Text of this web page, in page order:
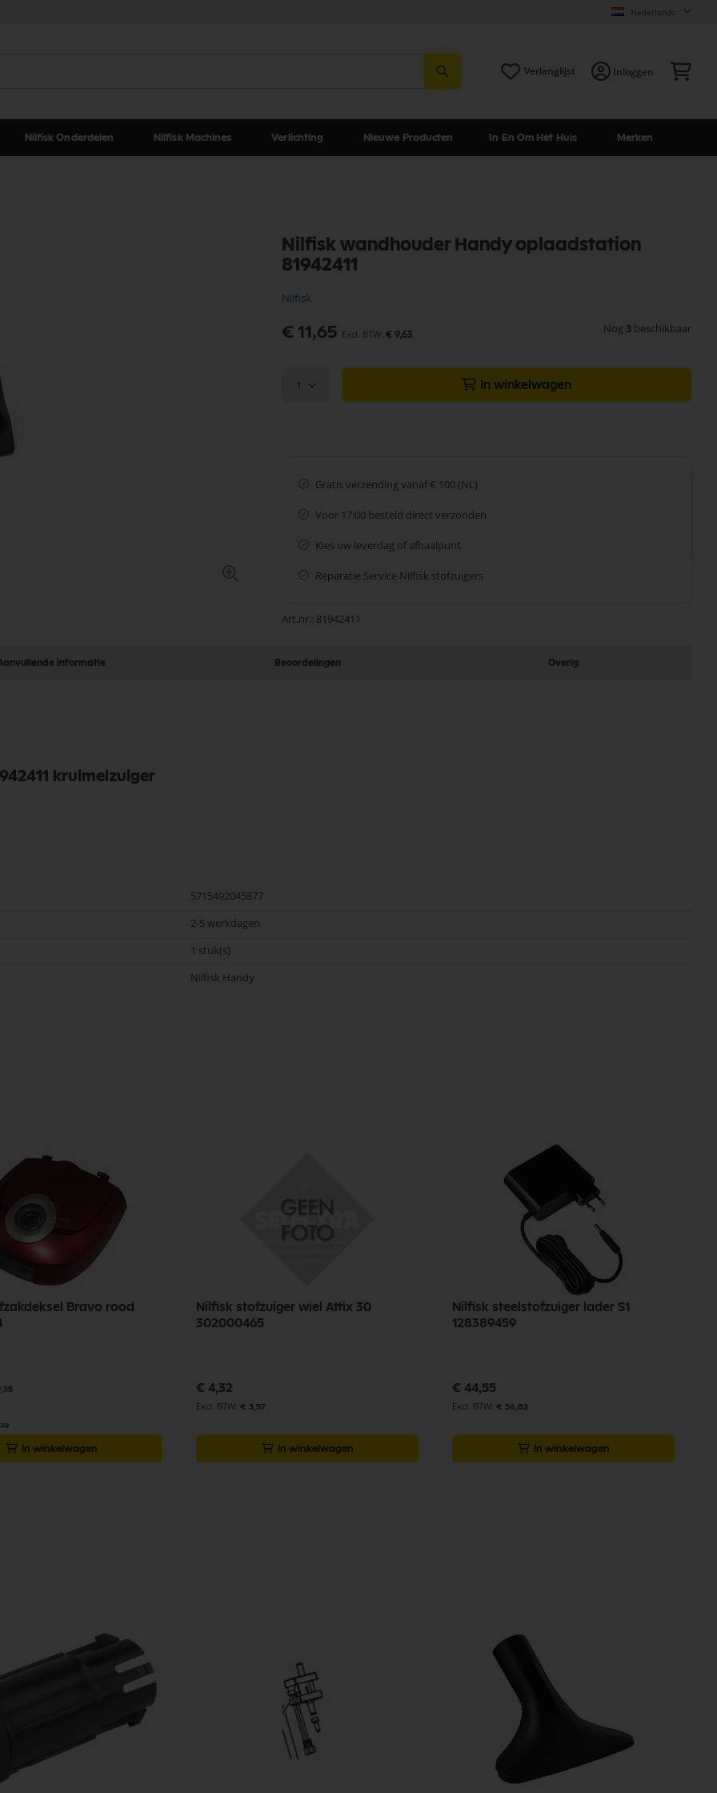
Nederlands
Verlanglijst Inloggen
Nilfisk Onderdelen Nilfisk Machines Verlichting Nieuwe Producten In En Om Het Huis Merken
Nilfisk wandhouder Handy oplaadstation
81942411
Nilfisk
€ 11,65 € 9,63 Nog 3 beschikbaar
1 In winkelwagen
Gratis verzending vanaf € 100 (NL)
Voor 17:00 besteld direct verzonden
Kies uw leverdag of afhaalpunt
Reparatie Service Nilfisk stofzuigers
Art.nr. 81942411
informatie Beoordelingen Overig
kruimelzuiger
5715492045877
2-5 werkdagen
1 stuk(s)
Nilfisk Handy
Bravo rood
In winkelwagen
Nilfisk stofzuiger wiel Attix 30
302000465
€ 4,32
€ 3,57
In winkelwagen
Nilfisk steelstofzuiger lader S1
128389459
€ 44,55
€ 36,82
In winkelwagen